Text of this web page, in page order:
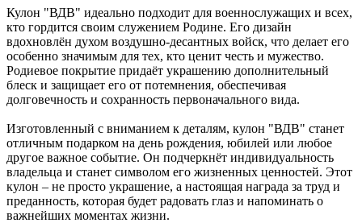
Кулон "ВДВ" идеально подходит для военнослужащих и всех,
кто гордится своим служением Родине. Его дизайн
вдохновлён духом воздушно-десантных войск, что делает его
особенно значимым для тех, кто ценит честь и мужество.
Родиевое покрытие придаёт украшению дополнительный
блеск и защищает его от потемнения, обеспечивая
долговечность и сохранность первоначального вида.
Изготовленный с вниманием к деталям, кулон "ВДВ" станет
отличным подарком на день рождения, юбилей или любое
другое важное событие. Он подчеркнёт индивидуальность
владельца и станет символом его жизненных ценностей. Этот
кулон – не просто украшение, а настоящая награда за труд и
преданность, которая будет радовать глаз и напоминать о
важнейших моментах жизни.